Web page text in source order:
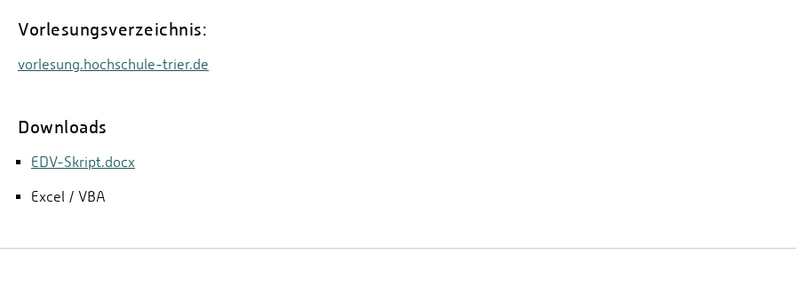
Vorlesungsverzeichnis:
vorlesung.hochschule-trier.de
Downloads
EDV-Skript.docx
Excel / VBA